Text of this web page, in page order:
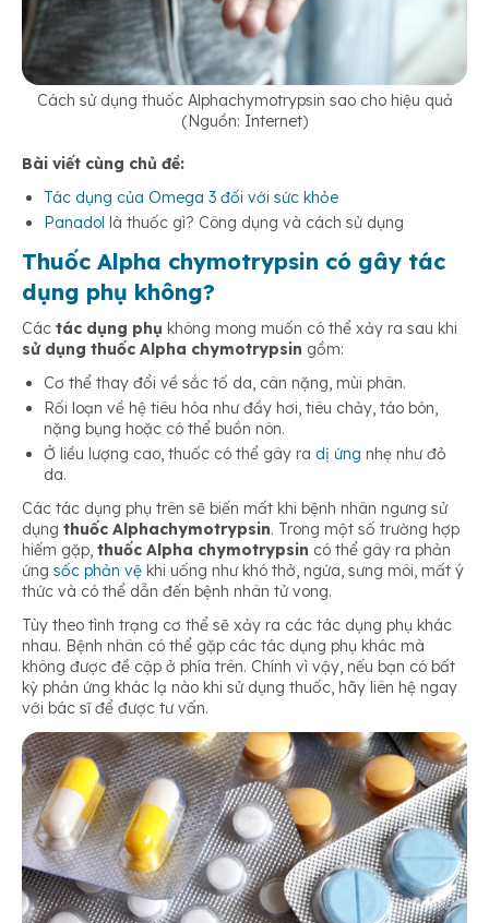
Cách sử dụng thuốc Alphachymotrypsin sao cho hiệu quả
(Nguồn: Internet)
Bài viết cùng chủ đề:
Tác dụng của Omega 3 đối với sức khỏe
Panadol là thuốc gì? Công dụng và cách sử dụng
Thuốc Alpha chymotrypsin có gây tác
dụng phụ không?
Các tác dụng phụ không mong muốn có thể xảy ra sau khi
sử dụng thuốc Alpha chymotrypsin gồm:
Cơ thể thay đổi về sắc tố da, cân nặng, mùi phân.
Rối loạn về hệ tiêu hóa như đầy hơi, tiêu chảy, táo bón,
nặng bụng hoặc có thể buồn nôn.
Ở liều lượng cao, thuốc có thể gây ra dị ứng nhẹ như đỏ
da.
Các tác dụng phụ trên sẽ biến mất khi bệnh nhân ngưng sử
dụng thuốc Alphachymotrypsin. Trong một số trường hợp
hiếm gặp, thuốc Alpha chymotrypsin có thể gây ra phản
ứng sốc phản vệ khi uống như khó thở, ngứa, sưng môi, mất ý
thức và có thể dẫn đến bệnh nhân tử vong.
Tùy theo tình trạng cơ thể sẽ xảy ra các tác dụng phụ khác
nhau. Bệnh nhân có thể gặp các tác dụng phụ khác mà
không được đề cập ở phía trên. Chính vì vậy, nếu bạn có bất
kỳ phản ứng khác lạ nào khi sử dụng thuốc, hãy liên hệ ngay
với bác sĩ để được tư vấn.